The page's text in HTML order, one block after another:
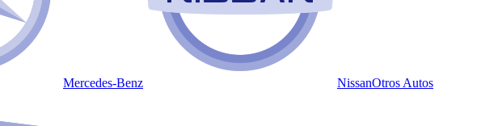
Mercedes-Benz NissanOtros Autos